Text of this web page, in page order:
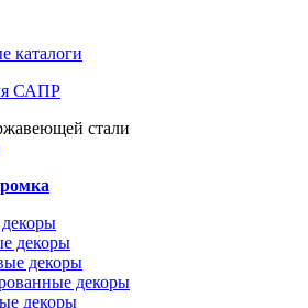
каталоги
САПР
декоры
декоры
декоры
декоры